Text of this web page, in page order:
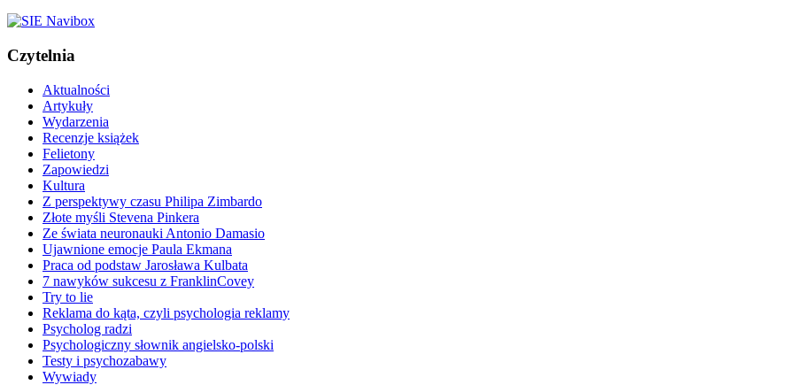
Czytelnia
Aktualności
Artykuły
Wydarzenia
Recenzje książek
Felietony
Zapowiedzi
Kultura
Z perspektywy czasu Philipa Zimbardo
Złote myśli Stevena Pinkera
Ze świata neuronauki Antonio Damasio
Ujawnione emocje Paula Ekmana
Praca od podstaw Jarosława Kulbata
7 nawyków sukcesu z FranklinCovey
Try to lie
Reklama do kąta, czyli psychologia reklamy
Psycholog radzi
Psychologiczny słownik angielsko-polski
Testy i psychozabawy
Wywiady